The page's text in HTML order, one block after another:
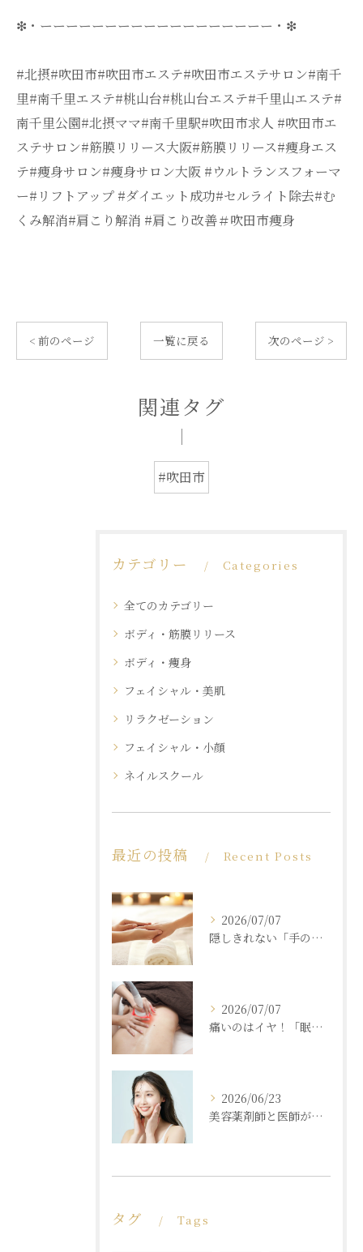
❇・ーーーーーーーーーーーーーーーーーー・❇
#北摂#吹田市#吹田市エステ#吹田市エステサロン#南千
里#南千里エステ#桃山台#桃山台エステ#千里山エステ#
南千里公園#北摂ママ#南千里駅#吹田市求人 #吹田市エ
ステサロン#筋膜リリース大阪#筋膜リリース#痩身エス
テ#痩身サロン#痩身サロン大阪 #ウルトランスフォーマ
ー#リフトアップ #ダイエット成功#セルライト除去#む
くみ解消#肩こり解消 #肩こり改善＃吹田市痩身
< 前のページ 一覧に戻る 次のページ >
関連タグ
#吹田市
カテゴリー Categories
全てのカテゴリー
ボディ・筋膜リリース
ボディ・痩身
フェイシャル・美肌
リラクゼーション
フェイシャル・小顔
ネイルスクール
最近の投稿 Recent Posts
2026/07/07
隠しきれない「手の老化」を根本ケア！ふっくら若々しい手肌を取り戻す本格ハンドエステ
2026/07/07
痛いのはイヤ！「眠れるほど気持ちいいのに結果が出る」痩身エステの秘密
2026/06/23
美容薬剤師と医師が共同開発した商材と「真皮層フェイシャル」で内側からもっちり潤う素肌へ
タグ Tags